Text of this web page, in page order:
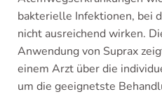
bakterielle Infektionen, bei
nicht ausreichend wirken.
Anwendung von Suprax
einem Arzt über die
um die geeignetste